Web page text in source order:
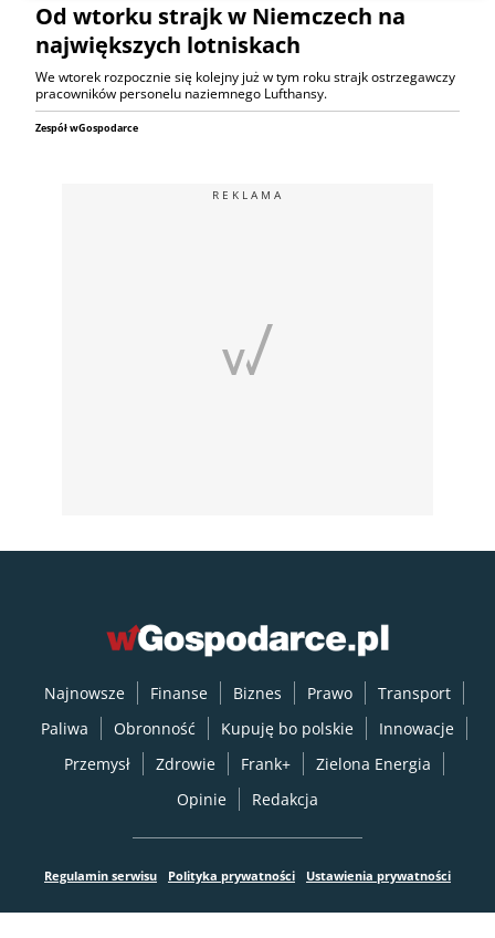
Od wtorku strajk w Niemczech na
największych lotniskach
We wtorek rozpocznie się kolejny już w tym roku strajk ostrzegawczy
pracowników personelu naziemnego Lufthansy.
Zespół wGospodarce
REKLAMA
Najnowsze Finanse Biznes Prawo
Transport
Paliwa
Obronność Kupuję bo polskie
Innowacje
Przemysł
Zdrowie Frank+
Zielona Energia
Opinie
Redakcja
Regulamin serwisu Polityka prywatności Ustawienia prywatności